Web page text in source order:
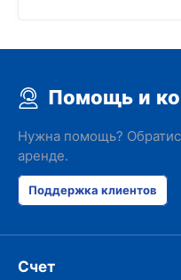
Помощь и
Нужна помощь?
аренде.
Поддержка клиентов
Счет